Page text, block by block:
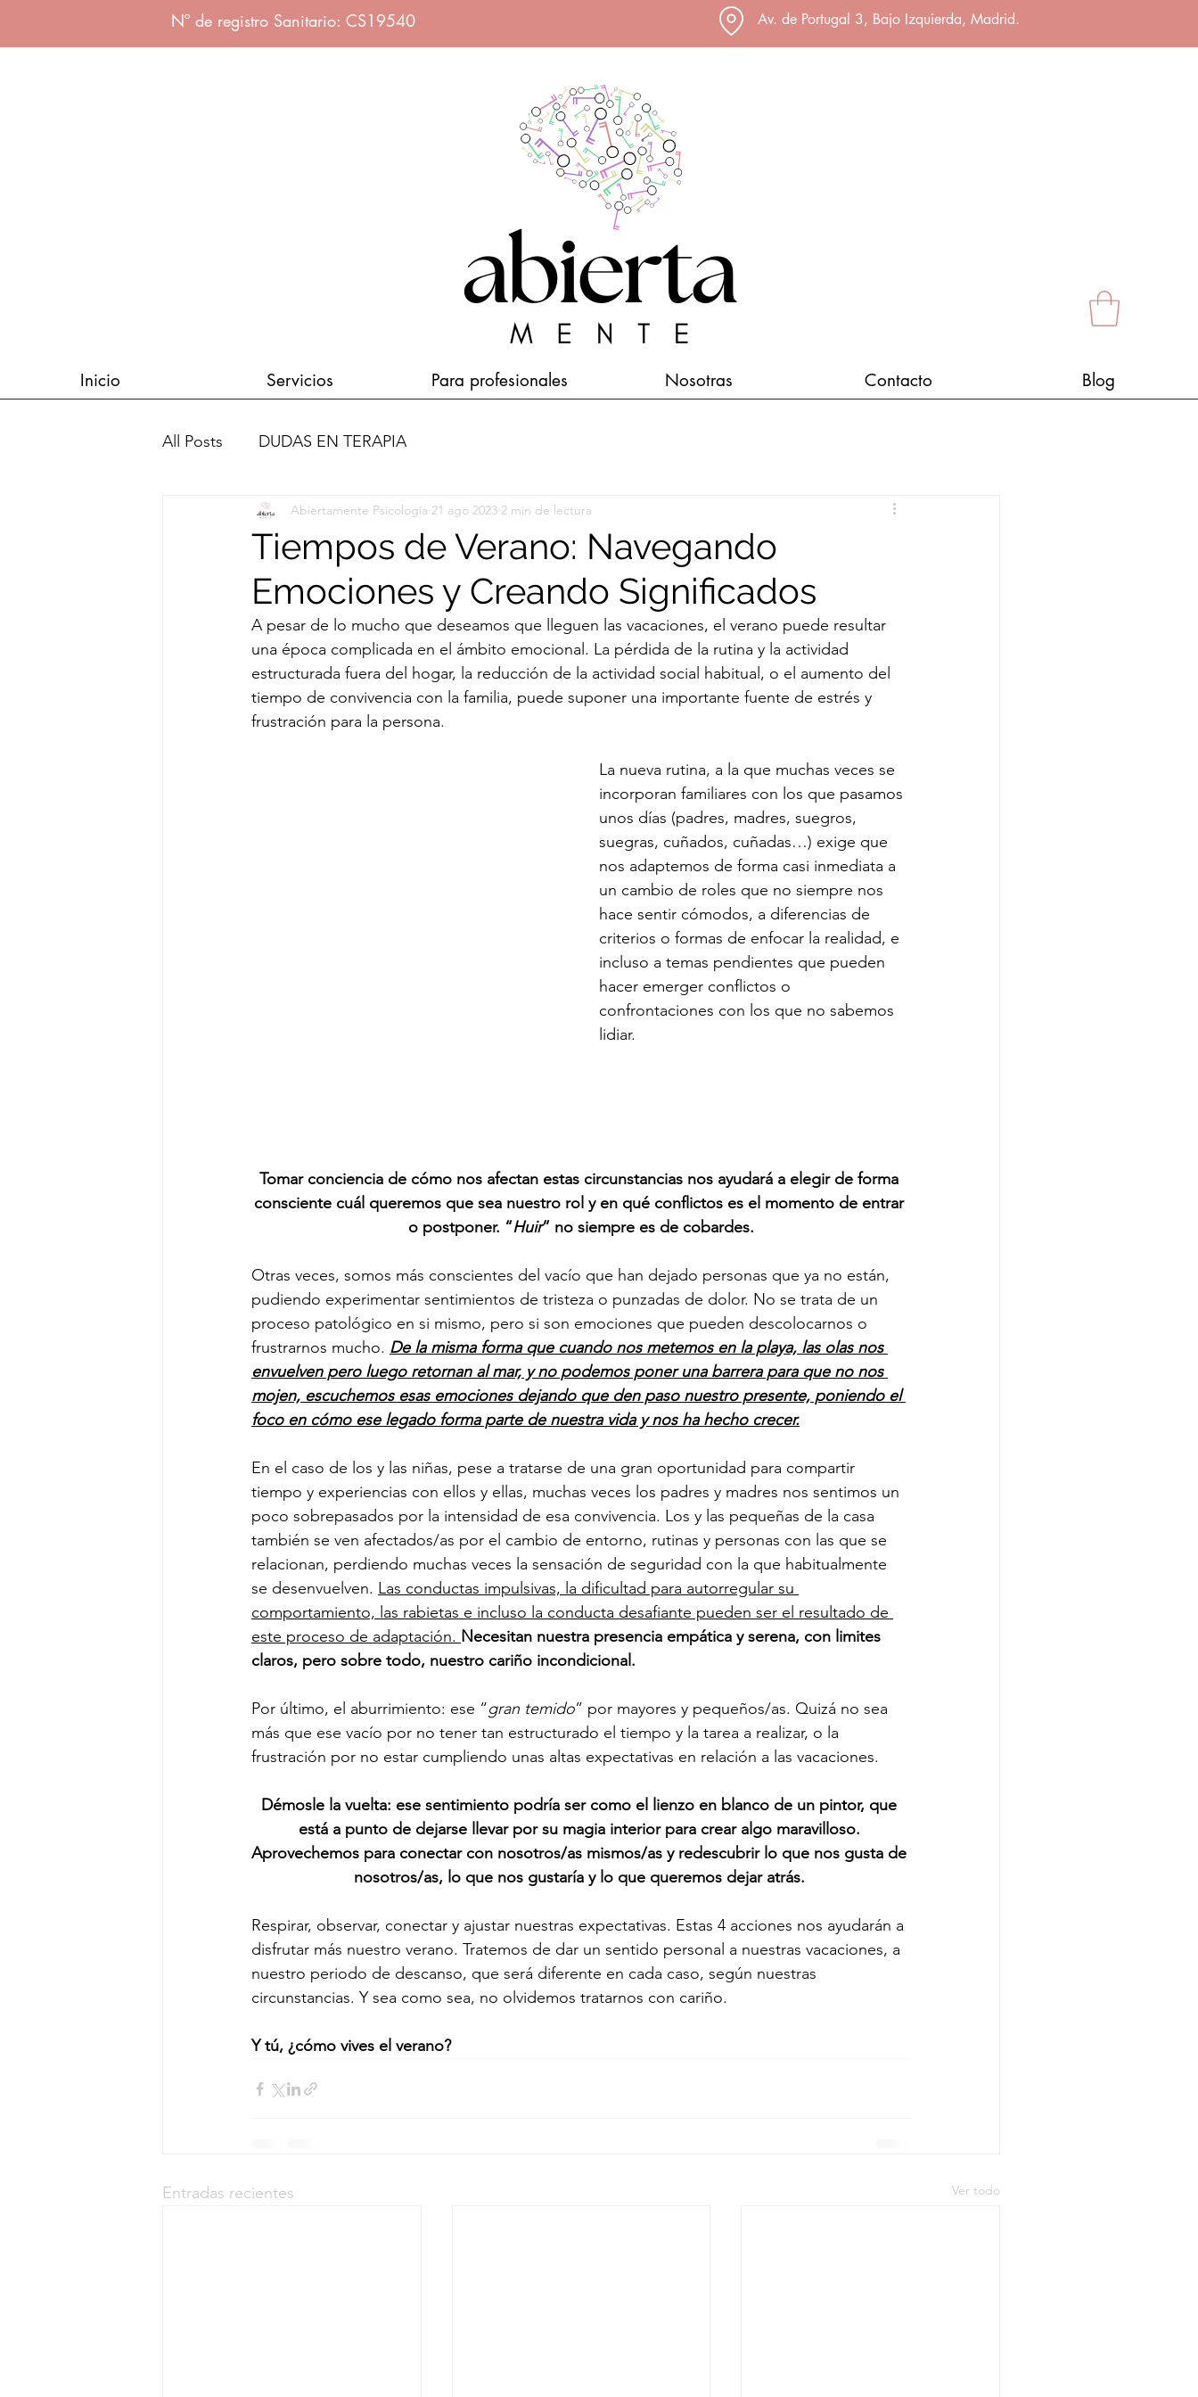
Nº de registro Sanitario: CS19540 Av. de Portugal 3, Bajo Izquierda, Madrid.
Inicio Servicios Para profesionales Nosotras Contacto Blog
All Posts DUDAS EN TERAPIA
Tiempos de Verano: Navegando
Emociones y Creando Significados
Abiertamente Psicología 21 ago 2023 2 min de lectura
A pesar de lo mucho que deseamos que lleguen las vacaciones, el verano puede resultar
una época complicada en el ámbito emocional. La pérdida de la rutina y la actividad
estructurada fuera del hogar, la reducción de la actividad social habitual, o el aumento del
tiempo de convivencia con la familia, puede suponer una importante fuente de estrés y
frustración para la persona.
La nueva rutina, a la que muchas veces se
incorporan familiares con los que pasamos
unos días (padres, madres, suegros,
suegras, cuñados, cuñadas…) exige que
nos adaptemos de forma casi inmediata a
un cambio de roles que no siempre nos
hace sentir cómodos, a diferencias de
criterios o formas de enfocar la realidad, e
incluso a temas pendientes que pueden
hacer emerger conflictos o
confrontaciones con los que no sabemos
lidiar.
Tomar conciencia de cómo nos afectan estas circunstancias nos ayudará a elegir de forma
consciente cuál queremos que sea nuestro rol y en qué conflictos es el momento de entrar
o postponer. “Huir” no siempre es de cobardes.
Otras veces, somos más conscientes del vacío que han dejado personas que ya no están,
pudiendo experimentar sentimientos de tristeza o punzadas de dolor. No se trata de un
proceso patológico en si mismo, pero si son emociones que pueden descolocarnos o
frustrarnos mucho. De la misma forma que cuando nos metemos en la playa, las olas nos
envuelven pero luego retornan al mar, y no podemos poner una barrera para que no nos
mojen, escuchemos esas emociones dejando que den paso nuestro presente, poniendo el
foco en cómo ese legado forma parte de nuestra vida y nos ha hecho crecer.
En el caso de los y las niñas, pese a tratarse de una gran oportunidad para compartir
tiempo y experiencias con ellos y ellas, muchas veces los padres y madres nos sentimos un
poco sobrepasados por la intensidad de esa convivencia. Los y las pequeñas de la casa
también se ven afectados/as por el cambio de entorno, rutinas y personas con las que se
relacionan, perdiendo muchas veces la sensación de seguridad con la que habitualmente
se desenvuelven. Las conductas impulsivas, la dificultad para autorregular su
comportamiento, las rabietas e incluso la conducta desafiante pueden ser el resultado de
este proceso de adaptación. Necesitan nuestra presencia empática y serena, con limites
claros, pero sobre todo, nuestro cariño incondicional.
Por último, el aburrimiento: ese “gran temido” por mayores y pequeños/as. Quizá no sea
más que ese vacío por no tener tan estructurado el tiempo y la tarea a realizar, o la
frustración por no estar cumpliendo unas altas expectativas en relación a las vacaciones.
Démosle la vuelta: ese sentimiento podría ser como el lienzo en blanco de un pintor, que
está a punto de dejarse llevar por su magia interior para crear algo maravilloso.
Aprovechemos para conectar con nosotros/as mismos/as y redescubrir lo que nos gusta de
nosotros/as, lo que nos gustaría y lo que queremos dejar atrás.
Respirar, observar, conectar y ajustar nuestras expectativas. Estas 4 acciones nos ayudarán a
disfrutar más nuestro verano. Tratemos de dar un sentido personal a nuestras vacaciones, a
nuestro periodo de descanso, que será diferente en cada caso, según nuestras
circunstancias. Y sea como sea, no olvidemos tratarnos con cariño.
Y tú, ¿cómo vives el verano?
Entradas recientes Ver todo